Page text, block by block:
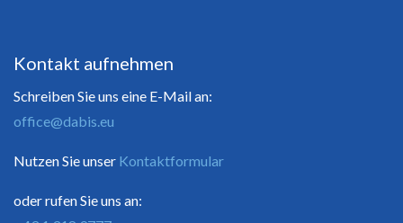
Kontakt aufnehmen
Schreiben Sie uns eine E-Mail an:
office@dabis.eu
Nutzen Sie unser Kontaktformular
oder rufen Sie uns an: